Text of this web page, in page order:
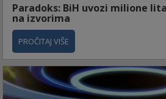
Paradoks: BiH uvozi milione
na izvorima
PROČITAJ VIŠE